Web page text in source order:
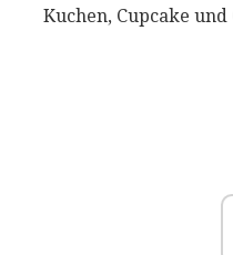
Kuchen, Cupcake